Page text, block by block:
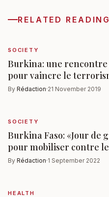
RELATED READING
SOCIETY
Burkina: une rencontre
pour vaincre le
By Rédaction·21 November 2019
SOCIETY
Burkina Faso: «Jour de
pour mobiliser contre
By Rédaction·1 September 2022
HEALTH